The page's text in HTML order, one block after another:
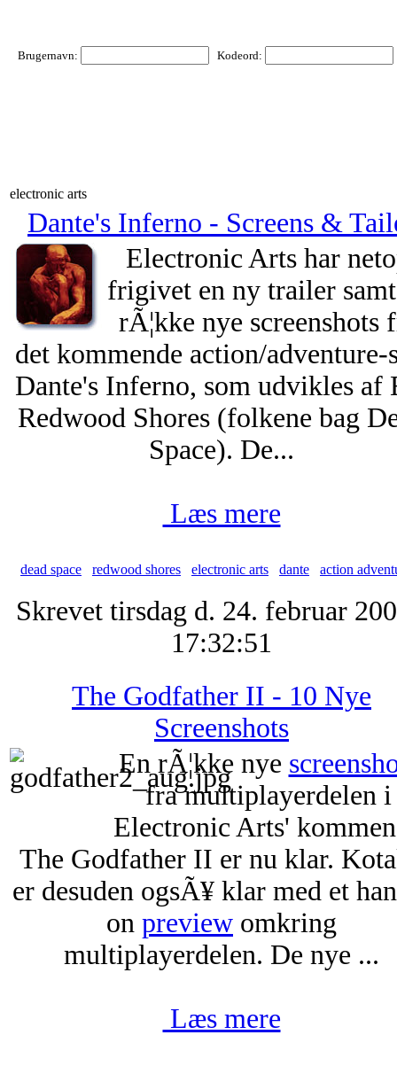
Brugernavn: Kodeord:
electronic arts
Dante's Inferno - Screens &
Electronic Arts har
frigivet en ny trailer
rÃ¦kke nye screenshots
det kommende action/adventure-
Dante's Inferno, som udvikles af
Redwood Shores (folkene bag
Space). De...
Læs mere
dead space redwood shores electronic arts dante action
Skrevet tirsdag d. 24. februar
17:32:51
The Godfather II - 10 Nye
Screenshots
En rÃ¦kke nye
fra multiplayerdelen i
Electronic Arts'
The Godfather II er nu klar.
er desuden ogsÃ¥ klar med et
on preview omkring
multiplayerdelen. De nye ...
Læs mere